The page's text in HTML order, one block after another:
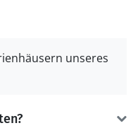
unseres